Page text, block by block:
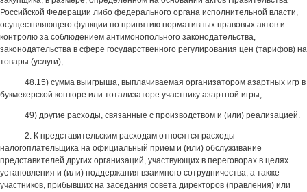
Российской Федерации либо федерального органа исполнительной власти,
осуществляющего функции по принятию нормативных правовых актов и
контролю за соблюдением антимонопольного законодательства,
законодательства в сфере государственного регулирования цен (тарифов) на
товары (услуги);
48.15) сумма выигрыша, выплачиваемая организатором азартных игр в
букмекерской конторе или тотализаторе участнику азартной игры;
49) другие расходы, связанные с производством и (или) реализацией.
2. К представительским расходам относятся расходы
налогоплательщика на официальный прием и (или) обслуживание
представителей других организаций, участвующих в переговорах в целях
установления и (или) поддержания взаимного сотрудничества, а также
участников, прибывших на заседания совета директоров (правления) или